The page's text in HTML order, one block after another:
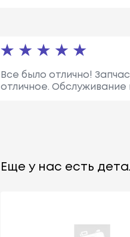
Все было отлично!
отличное. Обслуживание
Еще у нас есть